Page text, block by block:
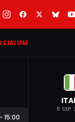
- 15:00
6